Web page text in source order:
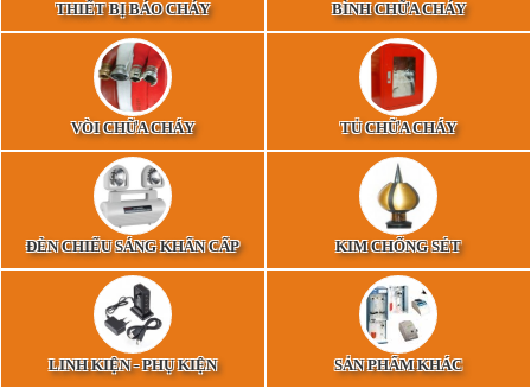
THIẾT BỊ BÁO CHÁY BÌNH CHỮA CHÁY
VÒI CHỮA CHÁY TỦ CHỮA CHÁY
ĐÈN CHIẾU SÁNG KHẨN CẤP KIM CHỐNG SÉT
LINH KIỆN - PHỤ KIỆN SẢN PHẨM KHÁC